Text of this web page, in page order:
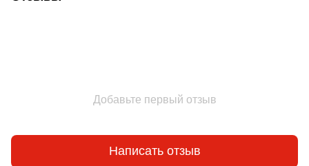
Добавьте первый отзыв
Написать отзыв